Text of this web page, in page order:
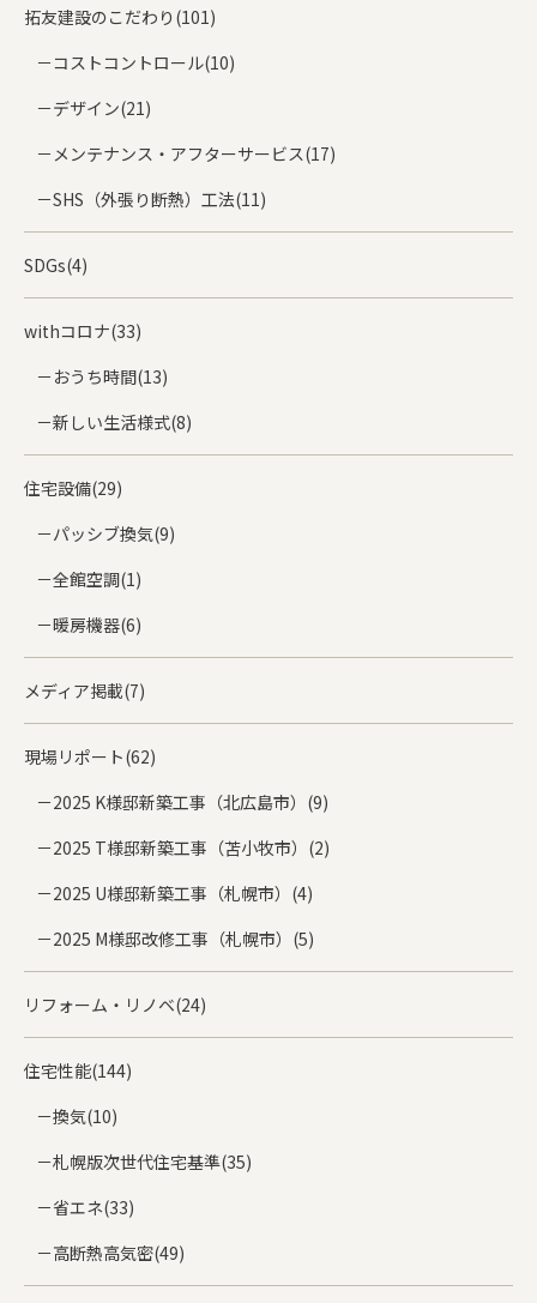
拓友建設のこだわり(101)
コストコントロール(10)
デザイン(21)
メンテナンス・アフターサービス(17)
SHS（外張り断熱）工法(11)
SDGs(4)
withコロナ(33)
おうち時間(13)
新しい生活様式(8)
住宅設備(29)
パッシブ換気(9)
全館空調(1)
暖房機器(6)
メディア掲載(7)
現場リポート(62)
2025 K様邸新築工事（北広島市）(9)
2025 T様邸新築工事（苫小牧市）(2)
2025 U様邸新築工事（札幌市）(4)
2025 M様邸改修工事（札幌市）(5)
リフォーム・リノベ(24)
住宅性能(144)
換気(10)
札幌版次世代住宅基準(35)
省エネ(33)
高断熱高気密(49)